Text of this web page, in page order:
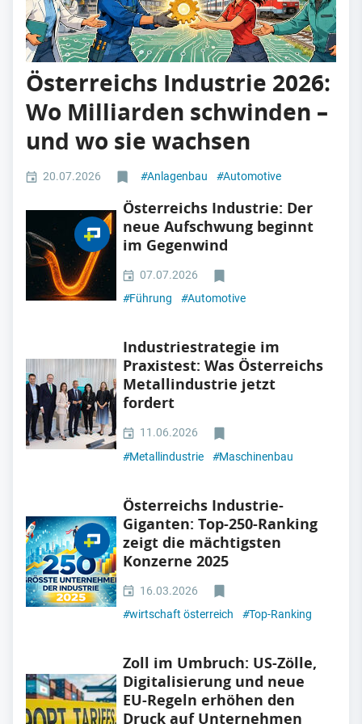
Österreichs Industrie 2026:
Wo Milliarden schwinden –
und wo sie wachsen
20.07.2026 #Anlagenbau #Automotive
Österreichs Industrie: Der
neue Aufschwung beginnt
im Gegenwind
07.07.2026
#Führung #Automotive
Industriestrategie im
Praxistest: Was Österreichs
Metallindustrie jetzt
fordert
11.06.2026
#Metallindustrie #Maschinenbau
Österreichs Industrie-
Giganten: Top-250-Ranking
zeigt die mächtigsten
Konzerne 2025
16.03.2026
#wirtschaft österreich #Top-Ranking
Zoll im Umbruch: US-Zölle,
Digitalisierung und neue
EU-Regeln erhöhen den
Druck auf Unternehmen